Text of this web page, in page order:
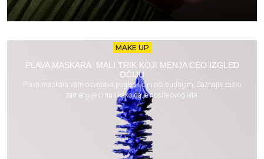
MAKE UP
PLAVA MASKARA: MALI TRIK KOJI MENJA CEO IZGLED
OČIJU
Plava maskara vam osvežava pogled i čini oči budnijim. Saznajte zašto
zamenjuje crnu i kako da je nosite ovog leta.